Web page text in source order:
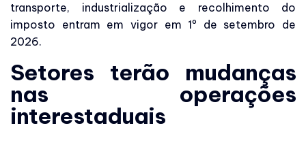
transporte, industrialização e recolhimento do
imposto entram em vigor em 1º de setembro de
2026.
Setores terão mudanças
nas operações
interestaduais